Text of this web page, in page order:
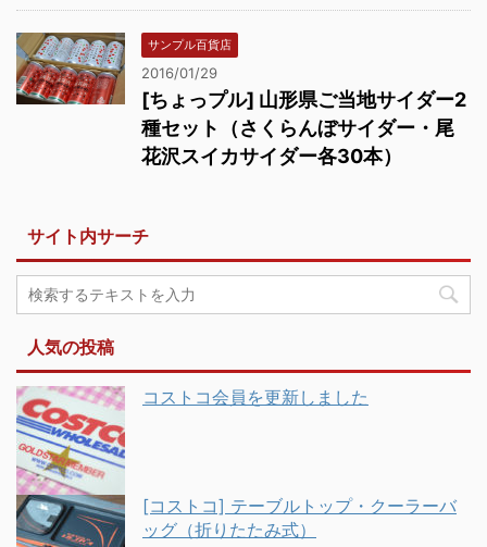
サンプル百貨店
2016/01/29
[ちょっプル] 山形県ご当地サイダー2
種セット（さくらんぼサイダー・尾
花沢スイカサイダー各30本）
サイト内サーチ
人気の投稿
コストコ会員を更新しました
[コストコ] テーブルトップ・クーラーバ
ッグ（折りたたみ式）